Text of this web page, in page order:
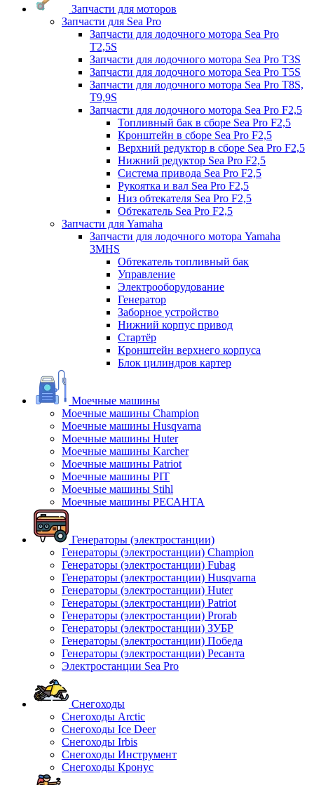
Запчасти для моторов
Запчасти для Sea Pro
Запчасти для лодочного мотора Sea Pro
Т2,5S
Запчасти для лодочного мотора Sea Pro Т3S
Запчасти для лодочного мотора Sea Pro Т5S
Запчасти для лодочного мотора Sea Pro Т8S,
T9,9S
Запчасти для лодочного мотора Sea Pro F2,5
Топливный бак в сборе Sea Pro F2,5
Кронштейн в сборе Sea Pro F2,5
Верхний редуктор в сборе Sea Pro F2,5
Нижний редуктор Sea Pro F2,5
Система привода Sea Pro F2,5
Рукоятка и вал Sea Pro F2,5
Низ обтекателя Sea Pro F2,5
Обтекатель Sea Pro F2,5
Запчасти для Yamaha
Запчасти для лодочного мотора Yamaha
3MHS
Обтекатель топливный бак
Управление
Электрооборудование
Генератор
Заборное устройство
Нижний корпус привод
Стартёр
Кронштейн верхнего корпуса
Блок цилиндров картер
Моечные машины
Моечные машины Champion
Моечные машины Husqvarna
Моечные машины Huter
Моечные машины Karcher
Моечные машины Patriot
Моечные машины PIT
Моечные машины Stihl
Моечные машины РЕСАНТА
Генераторы (электростанции)
Генераторы (электростанции) Champion
Генераторы (электростанции) Fubag
Генераторы (электростанции) Husqvarna
Генераторы (электростанции) Huter
Генераторы (электростанции) Patriot
Генераторы (электростанции) Prorab
Генераторы (электростанции) ЗУБР
Генераторы (электростанции) Победа
Генераторы (электростанции) Ресанта
Электростанции Sea Pro
Снегоходы
Снегоходы Arctic
Снегоходы Ice Deer
Снегоходы Irbis
Снегоходы Инструмент
Снегоходы Кронус